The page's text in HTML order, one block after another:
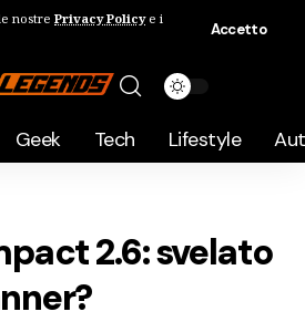
nostre Privacy Policye i
Accetto
Geek Tech Lifestyle
2.6: svelato